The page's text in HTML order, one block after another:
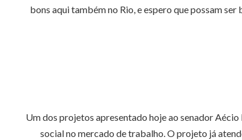
bons aqui também no Rio, e espero que possam
Um dos projetos apresentado hoje ao senador
social no mercado de trabalho. O projeto já